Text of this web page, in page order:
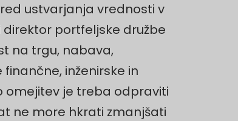
ustvarjanja vrednosti v
direktor portfeljske družbe
na trgu, nabava,
inženirske in
omejitev je treba odpraviti
ne more hkrati zmanjšati